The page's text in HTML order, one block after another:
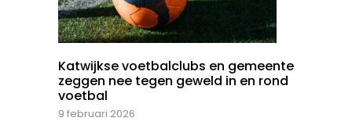
Katwijkse voetbalclubs en gemeente
zeggen nee tegen geweld in en rond
voetbal
9 februari 2026